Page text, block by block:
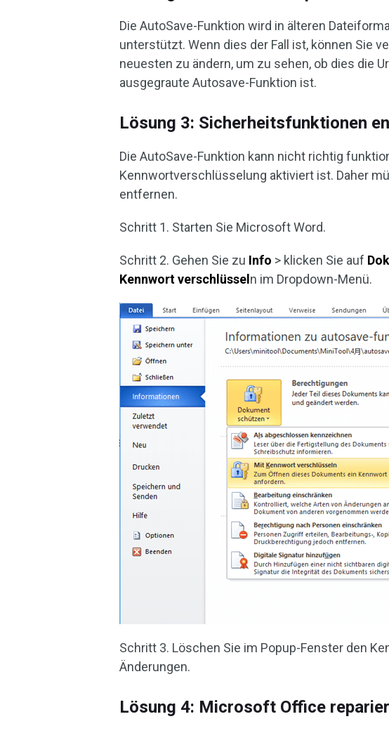
Die AutoSave-Funktion wird in älteren
unterstützt. Wenn dies der Fall ist, können Sie
neuesten zu ändern, um zu sehen, ob dies die
ausgegraute Autosave-Funktion ist.
Lösung 3: Sicherheitsfunktionen
Die AutoSave-Funktion kann nicht richtig
Kennwortverschlüsselung aktiviert ist. Daher
entfernen.
Schritt 1. Starten Sie Microsoft Word.
Schritt 2. Gehen Sie zu Info > klicken Sie auf
Kennwort verschlüsseln im Dropdown-Menü.
Schritt 3. Löschen Sie im Popup-Fenster den
Änderungen.
Lösung 4: Microsoft Office